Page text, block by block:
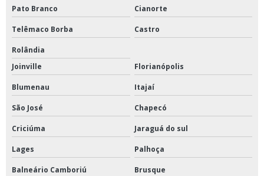
Pato Branco Cianorte
Telêmaco Borba Castro
Rolândia
Joinville
Florianópolis
Blumenau Itajaí
São José Chapecó
Criciúma Jaraguá do sul
Lages Palhoça
Balneário Camboriú Brusque